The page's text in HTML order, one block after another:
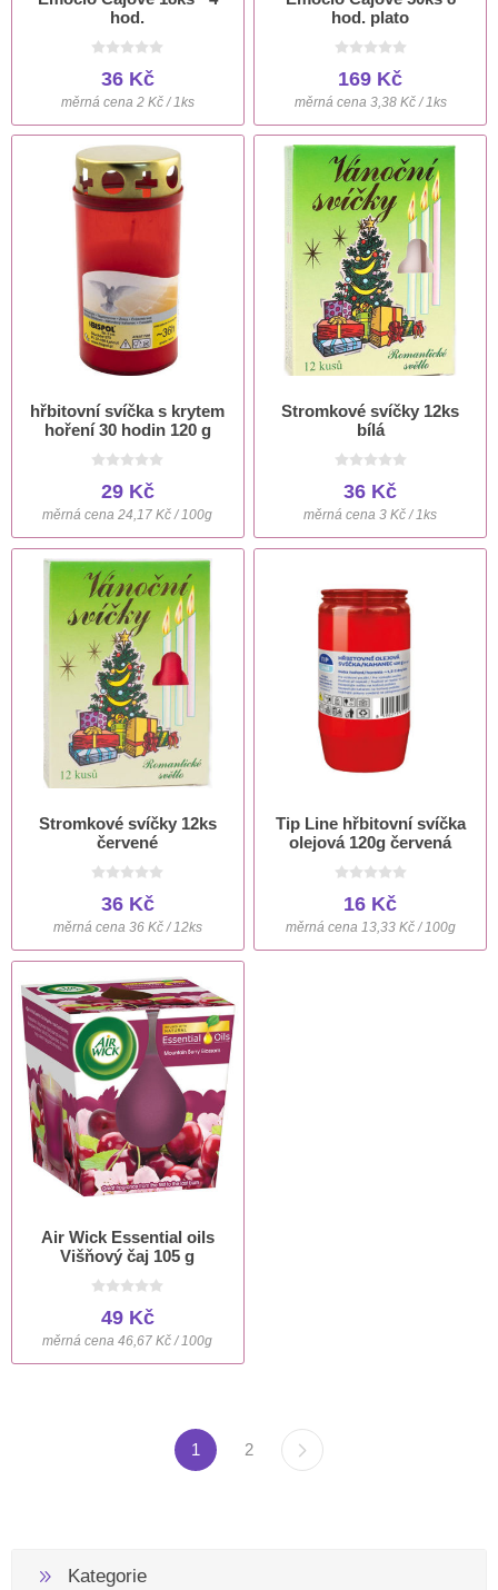
hod.
36 Kč
měrná cena 2 Kč / 1ks
hod. plato
169 Kč
měrná cena 3,38 Kč / 1ks
hřbitovní svíčka s krytem
hoření 30 hodin 120 g
29 Kč
měrná cena 24,17 Kč / 100g
Stromkové svíčky 12ks
bílá
36 Kč
měrná cena 3 Kč / 1ks
Stromkové svíčky 12ks
červené
36 Kč
měrná cena 36 Kč / 12ks
Tip Line hřbitovní svíčka
olejová 120g červená
16 Kč
měrná cena 13,33 Kč / 100g
Air Wick Essential oils
Višňový čaj 105 g
49 Kč
měrná cena 46,67 Kč / 100g
1 2
Kategorie